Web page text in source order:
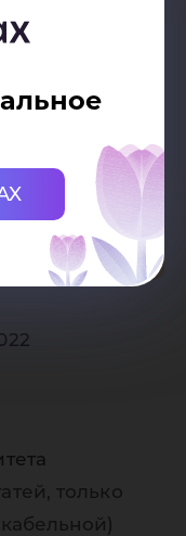
только